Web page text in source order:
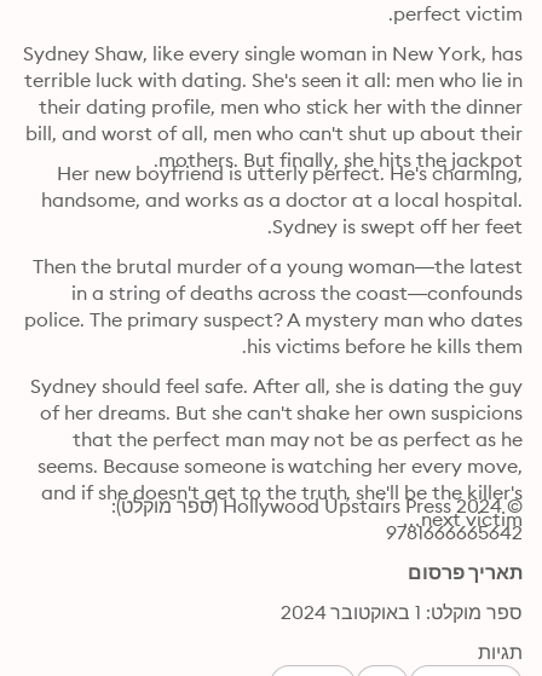
perfect victim.
Sydney Shaw, like every single woman in New York, has
terrible luck with dating. She's seen it all: men who lie in
their dating profile, men who stick her with the dinner
mothers. But finally, she hits the jackpot.
Sydney is swept off her feet.
his victims before he kills them.
Sydney should feel safe. After all, she is dating the guy
of her dreams. But she can't shake her own suspicions
and if she doesn't get to the truth, she'll be the killer's
next victim…
© 2024 Hollywood Upstairs Press (ספר מוקלט):
9781666665642
תאריך פרסום
ספר מוקלט: 1 באוקטובר 2024
תגיות